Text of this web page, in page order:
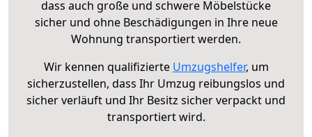
dass auch große und schwere Möbelstücke
sicher und ohne Beschädigungen in Ihre neue
Wohnung transportiert werden.
Wir kennen qualifizierte Umzugshelfer, um
sicherzustellen, dass Ihr Umzug reibungslos und
sicher verläuft und Ihr Besitz sicher verpackt und
transportiert wird.